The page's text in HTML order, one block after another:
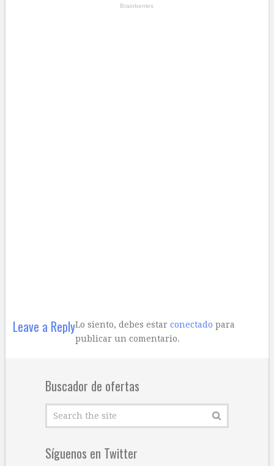
Leave a ReplyLo siento, debes estar conectado para
publicar un comentario.
Buscador de ofertas
Síguenos en Twitter